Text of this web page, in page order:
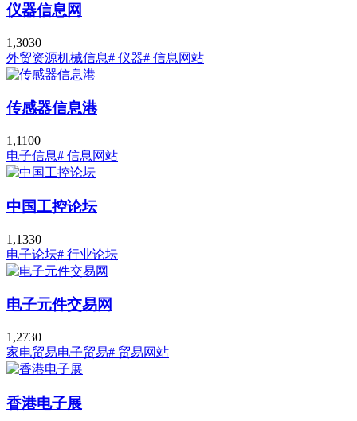
仪器信息网
1,3030
外贸资源机械信息# 仪器# 信息网站
传感器信息港
1,1100
电子信息# 信息网站
中国工控论坛
1,1330
电子论坛# 行业论坛
电子元件交易网
1,2730
家电贸易电子贸易# 贸易网站
香港电子展